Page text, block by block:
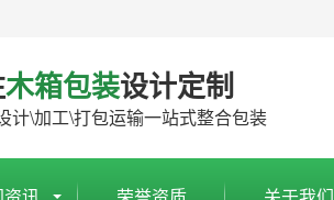
木箱包装设计定制
计\加工\打包运输一站式整合包装